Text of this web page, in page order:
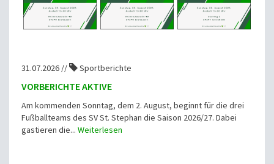
31.07.2026 // Sportberichte
VORBERICHTE AKTIVE
Am kommenden Sonntag, dem 2. August, beginnt für die drei
Fußballteams des SV St. Stephan die Saison 2026/27. Dabei
gastieren die... Weiterlesen